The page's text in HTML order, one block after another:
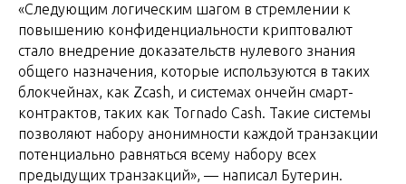
«Следующим логическим шагом в стремлении к
повышению конфиденциальности криптовалют
стало внедрение доказательств нулевого знания
общего назначения, которые используются в таких
блокчейнах, как Zcash, и системах ончейн смарт-
контрактов, таких как Tornado Cash. Такие системы
позволяют набору анонимности каждой транзакции
потенциально равняться всему набору всех
предыдущих транзакций», — написал Бутерин.